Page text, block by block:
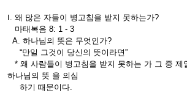
Ⅰ. 왜 많은 자들이 병고침을 받지 못하는가?
마태복음 8: 1 - 3
A. 하나님의 뜻은 무엇인가?
“만일 그것이 당신의 뜻이라면”
* 왜 사람들이 병고침을 받지 못하는 가 그 중 제
하나님의 뜻 을 의심
하기 때문이다.